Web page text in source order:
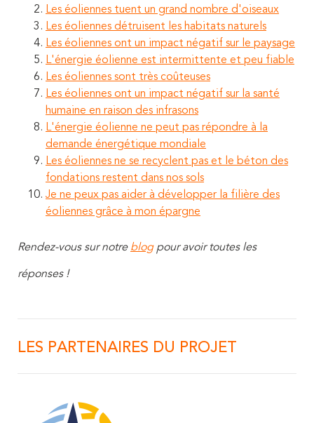
Les éoliennes tuent un grand nombre d'oiseaux
Les éoliennes détruisent les habitats naturels
Les éoliennes ont un impact négatif sur le paysage
L'énergie éolienne est intermittente et peu fiable
Les éoliennes sont très coûteuses
Les éoliennes ont un impact négatif sur la santé
humaine en raison des infrasons
L'énergie éolienne ne peut pas répondre à la
demande énergétique mondiale
Les éoliennes ne se recyclent pas et le béton des
fondations restent dans nos sols
Je ne peux pas aider à développer la filière des
éoliennes grâce à mon épargne
Rendez-vous sur notre blogpour avoir toutes les
réponses !
LES PARTENAIRES DU PROJET